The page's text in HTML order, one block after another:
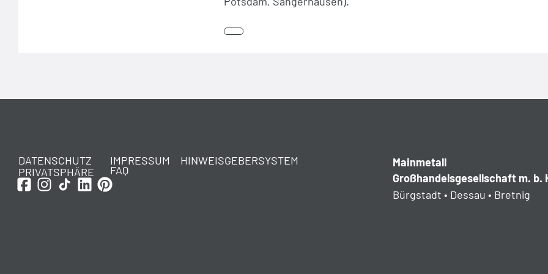
DATENSCHUTZ
PRIVATSPHÄRE
IMPRESSUM
FAQ
HINWEISGEBERSYSTEM
Mainmetall
Großhandelsgesellschaft m. b.
Bürgstadt • Dessau • Bretnig